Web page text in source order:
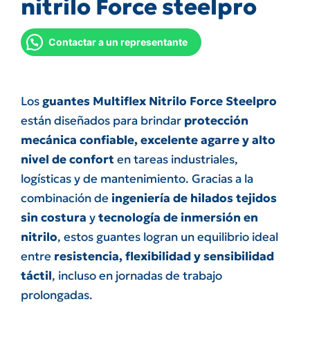
nitrilo Force steelpro
Contactar a un representante
Los guantes Multiflex Nitrilo Force Steelpro
están diseñados para brindar protección
mecánica confiable, excelente agarre y alto
nivel de confort en tareas industriales,
logísticas y de mantenimiento. Gracias a la
combinación de ingeniería de hilados tejidos
sin costura ytecnología de inmersión en
nitrilo, estos guantes logran un equilibrio ideal
entre resistencia, flexibilidad y sensibilidad
táctil, incluso en jornadas de trabajo
prolongadas.